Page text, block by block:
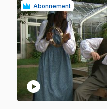
Abonnement
play_circle